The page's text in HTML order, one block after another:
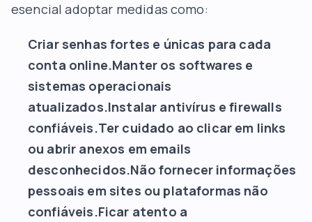
esencial adoptar medidas como:
Criar senhas fortes e únicas para cada
conta online.Manter os softwares e
sistemas operacionais
atualizados.Instalar antivírus e firewalls
confiáveis.Ter cuidado ao clicar em links
ou abrir anexos em emails
desconhecidos.Não fornecer informações
pessoais em sites ou plataformas não
confiáveis.Ficar atento a